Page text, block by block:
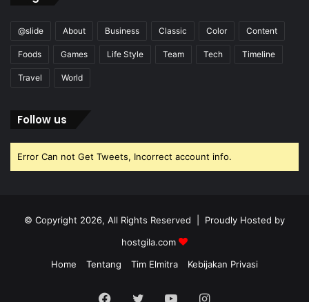
@slide About Business Classic Color Content
Foods Games Life Style Team Tech Timeline
Travel World
Follow us
Error Can not Get Tweets, Incorrect account info.
© Copyright 2026, All Rights Reserved | Proudly Hosted by
hostgila.com
Home
Tentang Tim Elmitra Kebijakan Privasi
Facebook
TwitterYouTubeInstagram